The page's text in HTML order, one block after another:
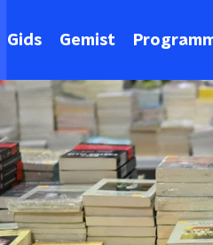
Gids Gemist